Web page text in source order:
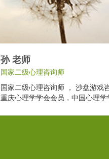
孙 老师
国家二级心理咨询师
国家二级心理咨询师 ， 沙盘游戏
重庆心理学学会会员，中国心理学